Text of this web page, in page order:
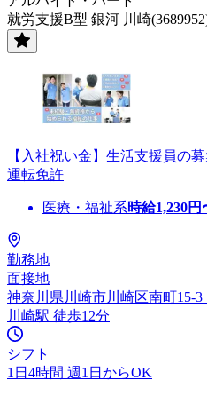
就労支援B型 銀河 川崎
【入社祝い金】生活支援員
運転免許
医療・福祉系時給1,230円
勤務地
面接地
神奈川県川崎市川崎区南町15-
川崎駅 徒歩12分
シフト
1日4時間 週1日からOK